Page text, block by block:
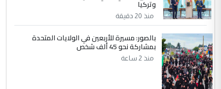
الموضوع :
الجواهري يرد على صدام حسين سل
مضجعيك يابن الزنا (نص كامل)
5 سردار
التعليق : واحد من عصابة علي ماما يسقط
جنسية الرافد الثالث للعراق ومن اصول عريقة
ابا فرات ...
وتركيا
منذ 20 دقيقة
بالصور: مسيرة للأربعين في الولايات المتحدة
بمشاركة نحو 45 ألف شخص
منذ 2 ساعة